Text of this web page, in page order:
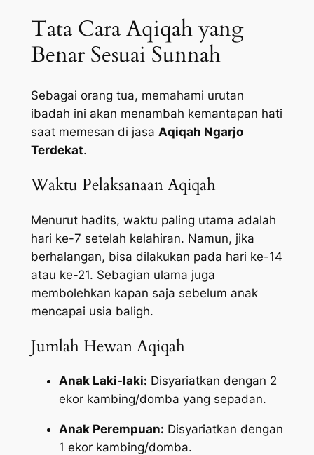
Tata Cara Aqiqah yang
Benar Sesuai Sunnah
Sebagai orang tua, memahami urutan
ibadah ini akan menambah kemantapan hati
saat memesan di jasa Aqiqah Ngarjo
Terdekat.
Waktu Pelaksanaan Aqiqah
Menurut hadits, waktu paling utama adalah
hari ke-7 setelah kelahiran. Namun, jika
berhalangan, bisa dilakukan pada hari ke-14
atau ke-21. Sebagian ulama juga
membolehkan kapan saja sebelum anak
mencapai usia baligh.
Jumlah Hewan Aqiqah
Anak Laki-laki: Disyariatkan dengan 2
ekor kambing/domba yang sepadan.
Anak Perempuan: Disyariatkan dengan
1 ekor kambing/domba.